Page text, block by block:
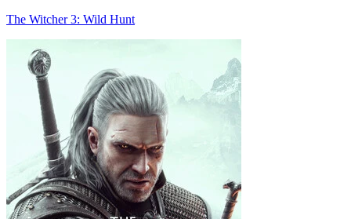
The Witcher 3: Wild Hunt